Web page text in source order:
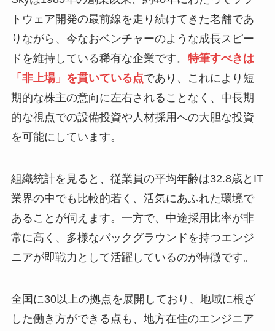
トウェア開発の最前線を走り続けてきた老舗であ
りながら、今なおベンチャーのような成長スピー
ドを維持している稀有な企業です。 特筆すべきは
「非上場」を貫いている点であり、これにより短
期的な株主の意向に左右されることなく、中長期
的な視点での設備投資や人材採用への大胆な投資
を可能にしています。
組織統計を見ると、従業員の平均年齢は32.8歳とIT
業界の中でも比較的若く、活気にあふれた環境で
あることが伺えます。一方で、中途採用比率が非
常に高く、多様なバックグラウンドを持つエンジ
ニアが即戦力として活躍しているのが特徴です。
全国に30以上の拠点を展開しており、地域に根ざ
した働き方ができる点も、地方在住のエンジニア